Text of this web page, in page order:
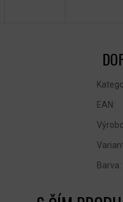
EAN:
Barva: